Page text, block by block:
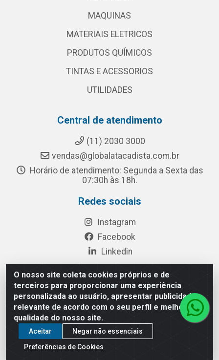
O nosso site coleta cookies próprios e de
terceiros para proporcionar uma experiência
personalizada ao usuário, apresentar publicidade
relevante de acordo com o seu perfil e melhorar a
qualidade do nosso site.
Aceitar
Negar não essenciais
Preferências de Cookies
MAQUINAS
MATERIAIS ELETRICOS
PRODUTOS QUÍMICOS
TINTAS E ACESSORIOS
UTILIDADES
Central de atendimento
(11) 2030 3000
vendas@globalatacadista.com.br
Horário de atendimento: Segunda a Sexta das
07:30h às 18h.
Redes sociais
Instagram
Facebook
Linkedin
Rua Chipuê, 117 - S. Miguel Paulista São Paulo/SP - CEP
08010-260- CNPJ: 03.010.739/0001-72